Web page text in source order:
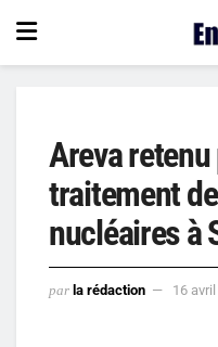
Areva
traitement
nucléaires à
par la rédaction 16